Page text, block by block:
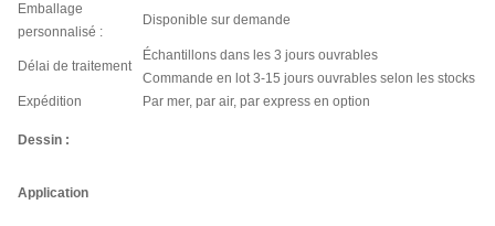
Emballage
personnalisé :
Disponible sur demande
Délai de traitement
Échantillons dans les 3 jours ouvrables
Commande en lot 3-15 jours ouvrables selon les stocks
Expédition
Par mer, par air, par express en option
Dessin :